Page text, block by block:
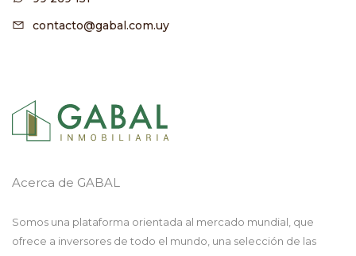
contacto@gabal.com.uy
Acerca de GABAL
Somos una plataforma orientada al mercado mundial, que
ofrece a inversores de todo el mundo, una selección de las